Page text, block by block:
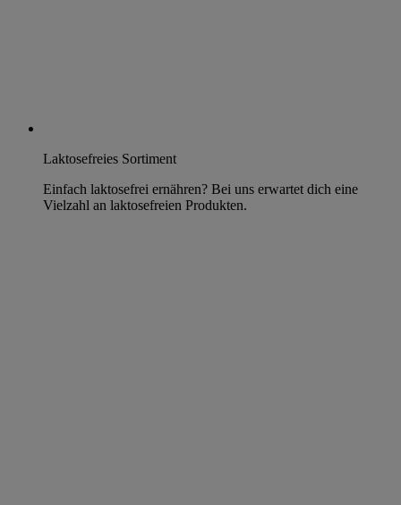
Laktosefreies Sortiment
Einfach laktosefrei ernähren? Bei uns erwartet dich eine
Vielzahl an laktosefreien Produkten.